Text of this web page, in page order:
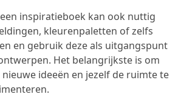
inspiratieboek kan ook nuttig
kleurenpaletten of zelfs
en gebruik deze als uitgangspunt
Het belangrijkste is om
ideeën en jezelf de ruimte te